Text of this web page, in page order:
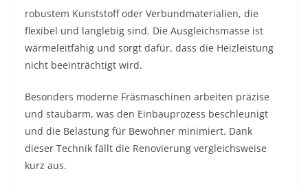
robustem Kunststoff oder Verbundmaterialien, die
flexibel und langlebig sind. Die Ausgleichsmasse ist
wärmeleitfähig und sorgt dafür, dass die Heizleistung
nicht beeinträchtigt wird.
Besonders moderne Fräsmaschinen arbeiten präzise
und staubarm, was den Einbauprozess beschleunigt
und die Belastung für Bewohner minimiert. Dank
dieser Technik fällt die Renovierung vergleichsweise
kurz aus.